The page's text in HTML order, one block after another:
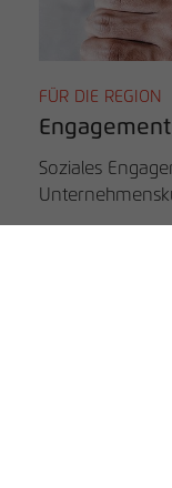
FÜR DIE REGION
Soziales